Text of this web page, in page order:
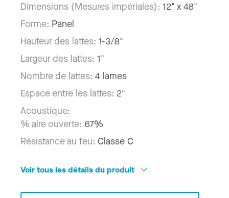
Dimensions (Mesures impériales): 12" x 48"
Forme: Panel
Hauteur des lattes: 1-3/8"
Largeur des lattes: 1"
Nombre de lattes: 4 lames
Espace entre les lattes: 2"
Acoustique:
% aire ouverte: 67%
Résistance au feu: Classe C
Voir tous les détails du produit